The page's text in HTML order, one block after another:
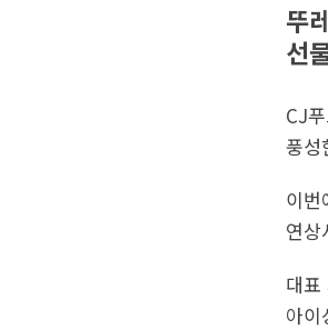
뚜
선
CJ
풍성
이번
연
대표
아이